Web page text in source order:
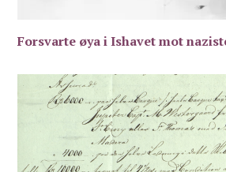
Forsvarte øya i Ishavet mot